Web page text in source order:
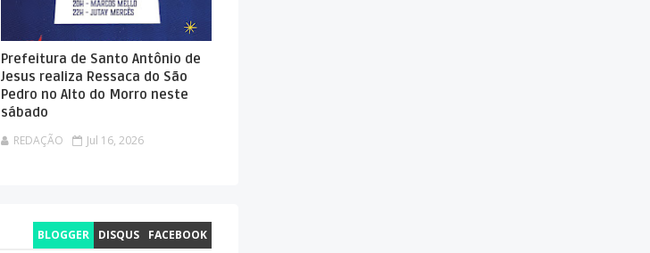
Prefeitura de Santo Antônio de
Jesus realiza Ressaca do São
Pedro no Alto do Morro neste
sábado
REDAÇÃO Jul 16, 2026
BLOGGER DISQUS FACEBOOK